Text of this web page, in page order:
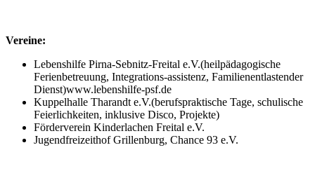
Vereine:
Lebenshilfe Pirna-Sebnitz-Freital e.V.(heilpädagogische
Ferienbetreuung, Integrations-assistenz, Familienentlastender
Dienst)www.lebenshilfe-psf.de
Kuppelhalle Tharandt e.V.(berufspraktische Tage, schulische
Feierlichkeiten, inklusive Disco, Projekte)
Förderverein Kinderlachen Freital e.V.
Jugendfreizeithof Grillenburg, Chance 93 e.V.